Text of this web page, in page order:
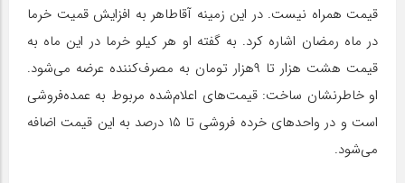
قیمت همراه نیست. در این زمینه آقاطاهر به افزایش قمیت خرما
در ماه رمضان اشاره کرد. به گفته او هر کیلو خرما در این ماه به
قیمت هشت هزار تا ۹هزار تومان به مصرف‌کننده عرضه می‌شود.
او خاطرنشان ساخت: قیمت‌های اعلام‌شده مربوط به عمده‌فروشی
است و در واحدهای خرده فروشی تا ۱۵ درصد به این قیمت اضافه
می‌شود.